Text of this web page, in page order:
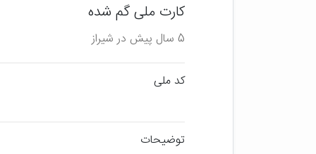
کارت ملی گم شده
5 سال پیش در شیراز
کد ملی
توضیحات